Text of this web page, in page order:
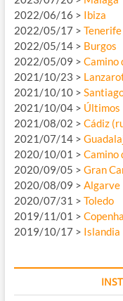
2022/06/16 > Ibiza
2022/05/17 > Tenerife
2022/05/14 > Burgos
2022/05/09 > Camino
2021/10/23 >
2021/10/10 >
2021/10/04 > Últimos
2021/08/02 > Cádiz
2021/07/14 >
2020/10/01 > Camino
2020/09/05 > Gran
2020/08/09 > Algarve
2020/07/31 > Toledo
2019/11/01 >
2019/10/17 > Islandia